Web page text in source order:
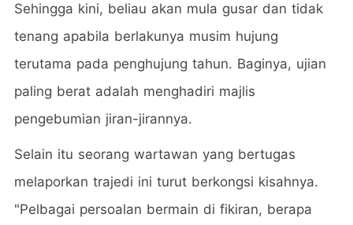
Sehingga kini, beliau akan mula gusar dan tidak
tenang apabila berlakunya musim hujung
terutama pada penghujung tahun. Baginya, ujian
paling berat adalah menghadiri majlis
pengebumian jiran-jirannya.
Selain itu seorang wartawan yang bertugas
melaporkan trajedi ini turut berkongsi kisahnya.
"Pelbagai persoalan bermain di fikiran, berapa